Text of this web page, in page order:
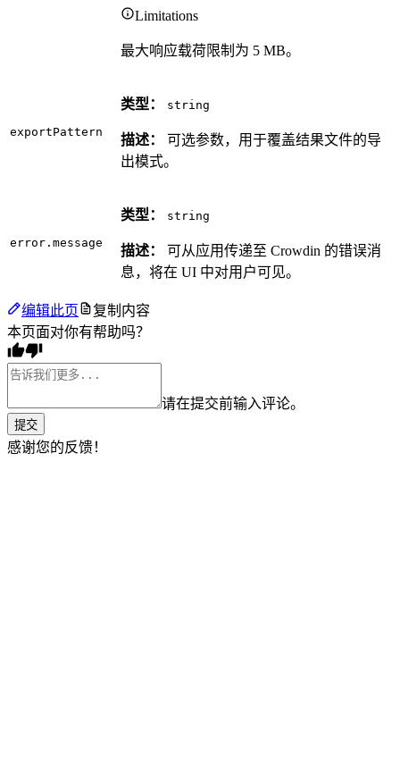
Limitations
最大响应载荷限制为 5 MB。
exportPattern
类型： string
描述：
可选参数，用于覆盖结果文件的导
出模式。
error.message
类型： string
描述：
可从应用传递至 Crowdin 的错误消
息，将在 UI 中对用户可见。
编辑此页
复制内容
本页面对你有帮助吗？
请在提交前输入评论。
提交
感谢您的反馈！